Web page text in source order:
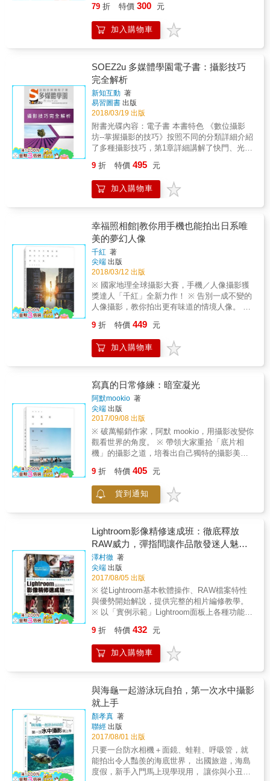
調、F值的大小，看看不同設定的照片拍出來有
天成為私人紀實攝影和拍攝紀錄片的基礎。 這
樣的公式可以訓練學童說故事的能力、圖像組
織能力，以及手做、邏輯推演的能力
是最好的私人紀實呈現。不但可從特殊觀點表
現家庭生活、也可達到去標籤化的視覺傳播功
能，可謂一舉數得。 本書特色 1.不追求器材，
以手機拍照套用攝影公式，就能學會用圖像說
故事，一般人輕鬆可學，連小學生也可以上
手。是極實用的攝影書。 2.透過偏鄉孩童的眼
睛，敘述新住民母親及偏鄉家庭的故事，有許
多感人＋童趣的地方，相信也能引起共鳴。 3.
可以訓練從學童到成年人視覺故事的詮釋與能
力，進而到動態的紀錄片、電影拍攝與腳本分
79 折 特價 300 元
加入購物車
SOEZ2u 多媒體學園電子書：攝影技巧
完全解析
新知互動 著
易習圖書 出版
2018/03/19 出版
附書光碟內容：電子書 本書特色 《數位攝影
坊--掌握攝影的技巧》按照不同的分類詳細介紹
了多種攝影技巧，第1章詳細講解了快門、光
度、曝光補償、直方圖等重要理論知識，讓讀
者能夠從基礎學起，迅速跨進攝影的大門。第2
章包括人像通用技巧、室內人像、兒童攝影、
獨自的領域裏進行了精心的技巧講解，還包括
一些專家提示，讀者可以根據自己的需要和興
趣來選擇學習。第3章介紹了風光攝影的技巧，
讓我們在外出旅遊的時候能拍到精美的自然風
光。第4章對夜景攝影的拍攝進行了講解，使讀
者在夜間也能進行很好的創作。第5章為生態攝
影，神奇的動植物都將出現在我們的照片中。
第6章和第7章分別為運動和美食攝影，通過學
習和實踐，會給我們的生活帶來無限樂趣。
9 折 特價 495 元
加入購物車
幸福照相館|教你用手機也能拍出日系唯
美的夢幻人像
千紅 著
尖端 出版
2018/03/12 出版
※ 國家地理全球攝影大賽，手機／人像攝影獲
獎達人「千紅」全新力作！ ※ 告別一成不變的
人像攝影，教你拍出更有味道的情境人像。 ※
面的觀念與技巧。 ※ 從企劃、拍攝、後製，一
步步帶領讀者了解拍出高質感人像作品的訣
竅。 【Book Highlights】 ｜「手機」攝影方面
「規劃」、「溝通」、「拍攝」、「後製」到
「發表」，提供您完整的實戰課程與重要的
「心法」、「技法」分析。 ｜「日系」風格方
面 ｜ 提供速成的拍攝建議與要領提點，並且深
度探究日本攝影三大風潮的起源與演進。 ｜
「動漫」風格方面 ｜ 直接揭露運鏡與取景的訣
竅，並佐予後製調色的要領，讓您不費吹灰之
力也能拍出最符合時下（IG打卡）風潮的情境
人像美照。 ｜「底片文青」風方面 ｜ 特別邀
式為各位介紹風行全球數十載的寶麗來影像創
作訣竅。 ｜「創業接案」方面 ｜ 以QA的方
式，為即將創業或已經以攝影為業的您，解答
各種相關的疑惑與現實考量。 【探究人像創作
的進階表現】 攝影，就是呈現出拍攝者內心的
一種表現手法，也是你我如何觀看這世界的一
個傳遞媒介。 長年以來，日本的美好風景，動
畫中的各種奇幻世界，總是撼動著你我的心。
然而，要如何完整地拍出心中所勾勒的理想畫
面，竟然遠比我們所想像的更加具有挑戰性。
打從拍攝前的企劃、討論、場地挑選、人選媒
合、器材準備，到拍攝當下的天候、光線、時
鏡頭變形像差修正、氣氛強化等，全都會對於
一幅人像作品是否能完美地呈現，有著舉足輕
重的影響。 本書，將一步步帶領讀者，探索日
相機、數位單眼、底片相機、拍立得，全都要
能拍出令人眼睛為之一亮的動人作品！拍出唯
美夢幻、宛如動畫名場景那般的人像美照！
9 折 特價 449 元
加入購物車
寫真的日常修練：暗室凝光
阿默mookio 著
尖端 出版
2017/09/08 出版
※ 破萬暢銷作家，阿默 mookio，用攝影改變你
觀看世界的角度。 ※ 帶領大家重拾「底片相
機」的攝影之道，培養出自己獨特的攝影美
照所帶來的樂趣與心靈感受。 ※ 針對RF、輕
便、SLR、中片幅，精選與介紹數款適合您日
常使用的經典相機。 ※ 「默式拍法」的精髓與
「台灣」的迷人角落。 【倘若生活是攝影，並
不是一張構圖謹慎的照片，也不是精心設計的
光影布局，而是存在於人情之間的相遇滋
味。】 當我們拿著相機，去看生活中不起眼的
小事，不要過分地討論器材，也不要詳細的技
巧解說，只要誠實地把自己接觸的一切記錄下
來，讓人看了迷戀，不僅是沿途風景的美麗片
刻，還有難忘的記憶點，這不就是真實的感動
嗎？ 當你愛極了平凡的日子，對於攝影的熱情
日增月益，每一刻的光景，都驅使著你拿相機
心，所察覺的事物出自於你的關心，照片中充
滿生活感的人情味，難道不是喜歡拍照的初衷
嗎？ 【若你內心是一暗室，日常便是照進室內
著相機走入了生活，學會如何去觀察身邊的人
和事，遇見形形色色的人，和他們發生真實的
交集，除了留念在心中，也希望藉由著按下快
門，能夠記錄此時此刻的共鳴，照片便成為屬
於你獨一無二的「生活寫真」。 把你所感受的
生活拍攝出來，不用說太多的話語，你與相機
之間是無聲的默契，指尖是觸發直覺和靈感的
關鍵。 【或許，對於任何攝影的觀念與看法，
9 折 特價 405 元
貨到通知
Lightroom影像精修速成班：徹底釋放
RAW威力，彈指間讓作品散發迷人魅
力！
澤村徹 著
尖端 出版
2017/08/05 出版
※ 從Lightroom基本軟體操作、RAW檔案特性
與優勢開始解說，提供完整的相片編修教學。
※ 以「實例示範」Lightroom面板上各種功能的
數十種實際相片作品編修範例，讓讀者迅速找
到並學會希望套用的影像調校術。 ※ 沒有艱澀
難懂的專業術語，以淺顯易懂的「圖例」比較
「相片編修」為主要目的所量身訂做與研發的
軟體。 藉由模組化的各個操作面板，讓使用者
可以「直覺地」將想要調亮、變暗、柔焦、銳
化、調色、加暗角的局部或全體畫面，迅速地
做出調校，讓作品飛快地「大改造」！ 本書不
去談論複雜的技術名詞、更不去探究Lightroom
與Photoshop或其他編修軟體之間的細微差異，
直接以「圖例」來比較和示範，從實際範例下
手，讓讀者清楚了解各個「選項」所具有的
9 折 特價 432 元
加入購物車
與海龜一起游泳玩自拍，第一次水中攝影
就上手
顏孝真 著
聯經 出版
2017/08/01 出版
只要一台防水相機＋面鏡、蛙鞋、呼吸管，就
能拍出令人豔羨的海底世界， 出國旅遊，海島
度假，新手入門馬上現學現用， 讓你與小丑魚